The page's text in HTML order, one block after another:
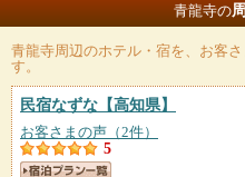
青龍寺の
青龍寺周辺のホテル・宿を、お客
す。
民宿なずな 【高知県】
お客さまの声（2件）
5